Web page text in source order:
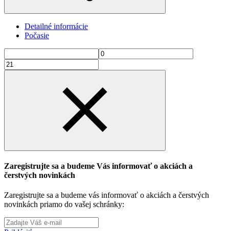
Detailné informácie
Počasie
Zaregistrujte sa a budeme Vás informovať o akciách a
čerstvých novinkách
Zaregistrujte sa a budeme vás informovať o akciách a čerstvých
novinkách priamo do vašej schránky: